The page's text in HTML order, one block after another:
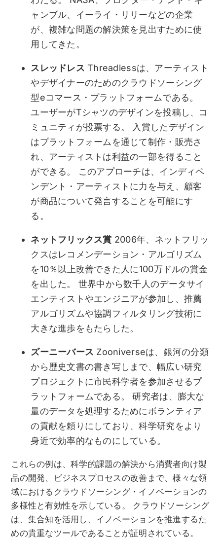
ャンブル、イーライ・リリーなどの企業
が、複雑な問題の解決策を見出すために使
用してきた。
スレッドレスThreadlessは、アーティスト
やデザイナーのためのクラウドソーシング
型eコマース・プラットフォームである。
ユーザーがTシャツのデザインを投稿し、コ
ミュニティが投票する。 入賞したデザイン
はプラットフォームを通じて制作・販売さ
れ、アーティストは利益の一部を得ること
ができる。 このアプローチは、インディペ
ンデント・アーティストに力を与え、顧客
が商品について発言することを可能にす
る。
ネットフリックス賞 2006年、ネットフリッ
クスはレコメンデーション・アルゴリズム
を10％以上改善できた人に100万ドルの賞金
を出した。 世界中から数千人のデータサイ
エンティストやエンジニアが参加し、推薦
アルゴリズムや協調フィルタリング技術に
大きな進歩をもたらした。
ズーニーバース Zooniverseは、銀河の分類
から歴史文書の書き写しまで、幅広い研究
プロジェクトに市民科学者を参加させるプ
ラットフォームである。 研究者は、膨大な
量のデータを処理するためにボランティア
の貢献を頼りにしており、科学研究をより
身近で効率的なものにしている。
これらの例は、科学的課題の解決から消費者向け製
品の開発、ビジネスプロセスの改善まで、様々な領
域におけるクラウドソーシング・イノベーションの
多様性と有効性を示している。 クラウドソーシング
は、集合知を活用し、イノベーションを推進するた
めの貴重なツールであることが証明されている。